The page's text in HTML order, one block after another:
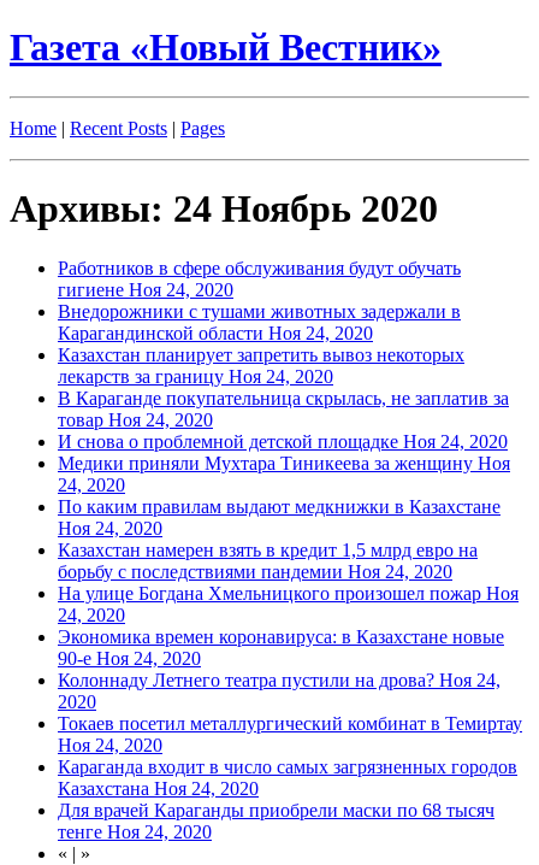
Газета «Новый Вестник»
Home | Recent Posts | Pages
Архивы: 24 Ноябрь 2020
Работников в сфере обслуживания будут обучать
гигиене Ноя 24, 2020
Внедорожники с тушами животных задержали в
Карагандинской области Ноя 24, 2020
Казахстан планирует запретить вывоз некоторых
лекарств за границу Ноя 24, 2020
В Караганде покупательница скрылась, не заплатив за
товар Ноя 24, 2020
И снова о проблемной детской площадке Ноя 24, 2020
Медики приняли Мухтара Тиникеева за женщину Ноя
24, 2020
По каким правилам выдают медкнижки в Казахстане
Ноя 24, 2020
Казахстан намерен взять в кредит 1,5 млрд евро на
борьбу с последствиями пандемии Ноя 24, 2020
На улице Богдана Хмельницкого произошел пожар Ноя
24, 2020
Экономика времен коронавируса: в Казахстане новые
90-е Ноя 24, 2020
Колоннаду Летнего театра пустили на дрова? Ноя 24,
2020
Токаев посетил металлургический комбинат в Темиртау
Ноя 24, 2020
Караганда входит в число самых загрязненных городов
Казахстана Ноя 24, 2020
Для врачей Караганды приобрели маски по 68 тысяч
тенге Ноя 24, 2020
« | »